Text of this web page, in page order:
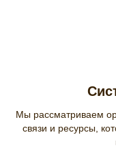
Мы рассматриваем
связи и ресурсы,